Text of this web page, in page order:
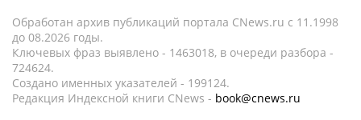
Обработан архив публикаций портала CNews.ru c 11.1998
до 08.2026 годы.
Ключевых фраз выявлено - 1463018, в очереди разбора -
724624.
Создано именных указателей - 199124.
Редакция Индексной книги CNews - book@cnews.ru